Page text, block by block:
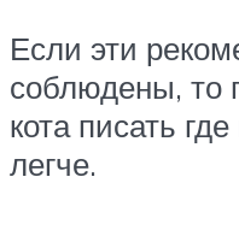
Если эти
соблюдены, то
кота писать
легче.